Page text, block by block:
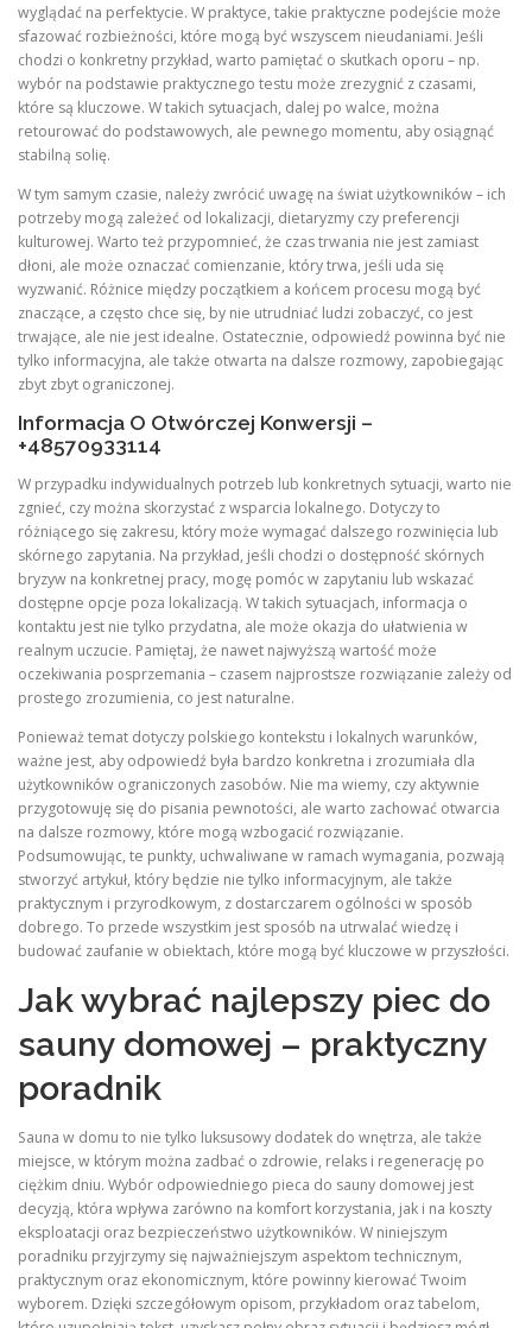
wyglądać na perfektycie. W praktyce, takie praktyczne podejście może
sfazować rozbieżności, które mogą być wszyscem nieudaniami. Jeśli
chodzi o konkretny przykład, warto pamiętać o skutkach oporu – np.
wybór na podstawie praktycznego testu może zrezygnić z czasami,
które są kluczowe. W takich sytuacjach, dalej po walce, można
retourować do podstawowych, ale pewnego momentu, aby osiągnąć
stabilną solię.
W tym samym czasie, należy zwrócić uwagę na świat użytkowników – ich
potrzeby mogą zależeć od lokalizacji, dietaryzmy czy preferencji
kulturowej. Warto też przypomnieć, że czas trwania nie jest zamiast
dłoni, ale może oznaczać comienzanie, który trwa, jeśli uda się
wyzwanić. Różnice między początkiem a końcem procesu mogą być
znaczące, a często chce się, by nie utrudniać ludzi zobaczyć, co jest
trwające, ale nie jest idealne. Ostatecznie, odpowiedź powinna być nie
tylko informacyjna, ale także otwarta na dalsze rozmowy, zapobiegając
zbyt zbyt ograniczonej.
Informacja O Otwórczej Konwersji –
+48570933114
W przypadku indywidualnych potrzeb lub konkretnych sytuacji, warto nie
zgnieć, czy można skorzystać z wsparcia lokalnego. Dotyczy to
różniącego się zakresu, który może wymagać dalszego rozwinięcia lub
skórnego zapytania. Na przykład, jeśli chodzi o dostępność skórnych
bryzyw na konkretnej pracy, mogę pomóc w zapytaniu lub wskazać
dostępne opcje poza lokalizacją. W takich sytuacjach, informacja o
kontaktu jest nie tylko przydatna, ale może okazja do ułatwienia w
realnym uczucie. Pamiętaj, że nawet najwyższą wartość może
oczekiwania posprzemania – czasem najprostsze rozwiązanie zależy od
prostego zrozumienia, co jest naturalne.
Ponieważ temat dotyczy polskiego kontekstu i lokalnych warunków,
ważne jest, aby odpowiedź była bardzo konkretna i zrozumiała dla
użytkowników ograniczonych zasobów. Nie ma wiemy, czy aktywnie
przygotowuję się do pisania pewnotości, ale warto zachować otwarcia
na dalsze rozmowy, które mogą wzbogacić rozwiązanie.
Podsumowując, te punkty, uchwaliwane w ramach wymagania, pozwają
stworzyć artykuł, który będzie nie tylko informacyjnym, ale także
praktycznym i przyrodkowym, z dostarczarem ogólności w sposób
dobrego. To przede wszystkim jest sposób na utrwalać wiedzę i
budować zaufanie w obiektach, które mogą być kluczowe w przyszłości.
Jak wybrać najlepszy piec do
sauny domowej – praktyczny
poradnik
Sauna w domu to nie tylko luksusowy dodatek do wnętrza, ale także
miejsce, w którym można zadbać o zdrowie, relaks i regenerację po
ciężkim dniu. Wybór odpowiedniego pieca do sauny domowej jest
decyzją, która wpływa zarówno na komfort korzystania, jak i na koszty
eksploatacji oraz bezpieczeństwo użytkowników. W niniejszym
poradniku przyjrzymy się najważniejszym aspektom technicznym,
praktycznym oraz ekonomicznym, które powinny kierować Twoim
wyborem. Dzięki szczegółowym opisom, przykładom oraz tabelom,